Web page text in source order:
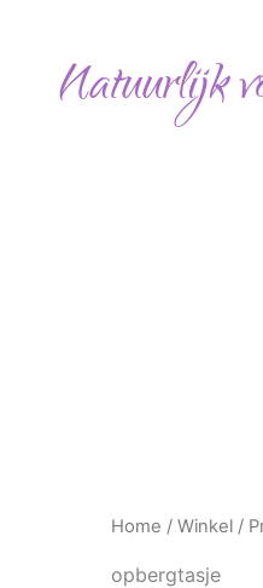
Natuurlijk
Home / Winkel /
opbergtasje